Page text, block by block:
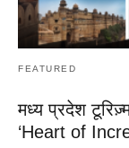
FEATURED
मध्य प्रदेश
‘Heart of